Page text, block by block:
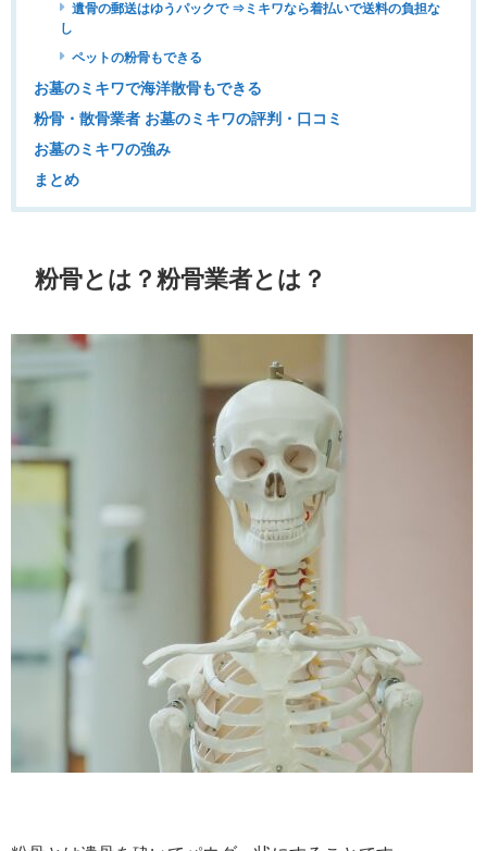
遺骨の郵送はゆうパックで ⇒ミキワなら着払いで送料の負担な
し
ペットの粉骨もできる
お墓のミキワで海洋散骨もできる
粉骨・散骨業者 お墓のミキワの評判・口コミ
お墓のミキワの強み
まとめ
粉骨とは？粉骨業者とは？